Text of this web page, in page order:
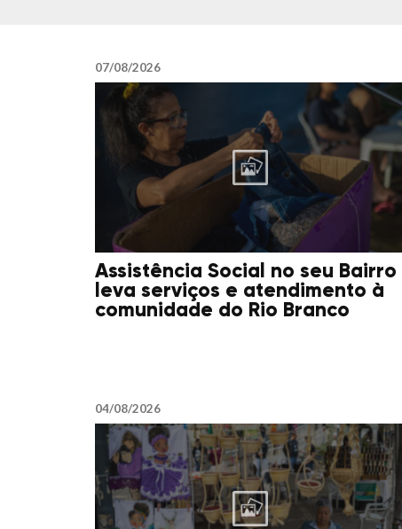
07/08/2026
Assistência Social no seu Bairro
leva serviços e atendimento à
comunidade do Rio Branco
04/08/2026